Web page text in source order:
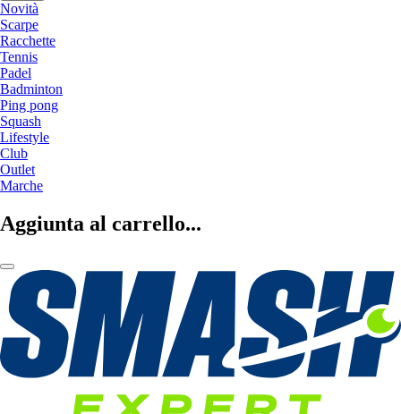
Novità
Scarpe
Racchette
Tennis
Padel
Badminton
Ping pong
Squash
Lifestyle
Club
Outlet
Marche
Aggiunta al carrello...